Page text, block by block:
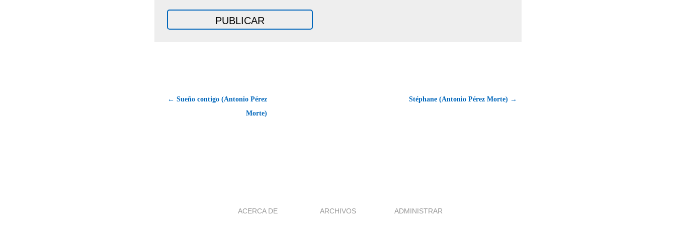
← Sueño contigo (Antonio Pérez
Morte)
Stéphane (Antonio Pérez Morte) →
ACERCA DE ARCHIVOS ADMINISTRAR